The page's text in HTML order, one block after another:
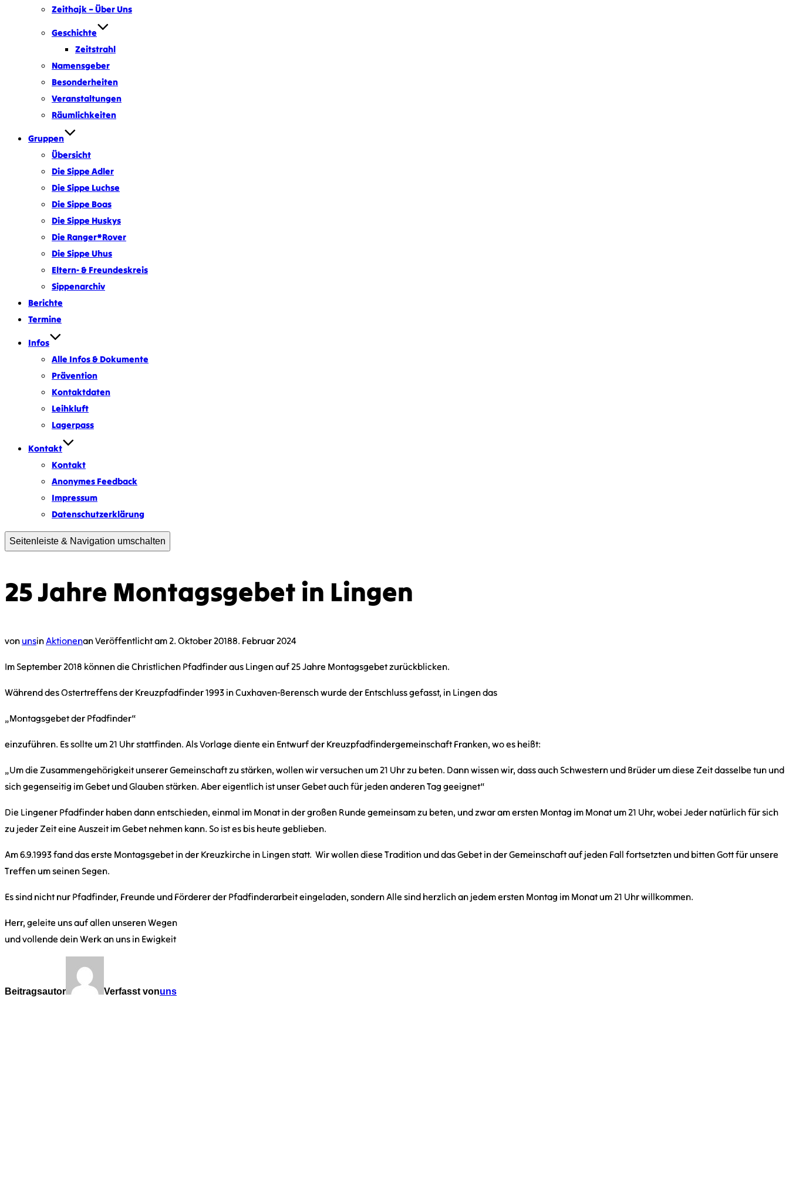
Zeithajk – Über Uns
Geschichte
Zeitstrahl
Namensgeber
Besonderheiten
Veranstaltungen
Räumlichkeiten
Gruppen
Übersicht
Die Sippe Adler
Die Sippe Luchse
Die Sippe Boas
Die Sippe Huskys
Die Ranger*Rover
Die Sippe Uhus
Eltern- & Freundeskreis
Sippenarchiv
Berichte
Termine
Infos
Alle Infos & Dokumente
Prävention
Kontaktdaten
Leihkluft
Lagerpass
Kontakt
Kontakt
Anonymes Feedback
Impressum
Datenschutzerklärung
Seitenleiste & Navigation umschalten
25 Jahre Montagsgebet in Lingen
von unsinAktionenanVeröffentlicht am2. Oktober 20188. Februar 2024
Im September 2018 können die Christlichen Pfadfinder aus Lingen auf 25 Jahre Montagsgebet zurückblicken.
Während des Ostertreffens der Kreuzpfadfinder 1993 in Cuxhaven-Berensch wurde der Entschluss gefasst, in Lingen das
„Montagsgebet der Pfadfinder“
einzuführen. Es sollte um 21 Uhr stattfinden. Als Vorlage diente ein Entwurf der Kreuzpfadfindergemeinschaft Franken, wo es heißt:
„Um die Zusammengehörigkeit unserer Gemeinschaft zu stärken, wollen wir versuchen um 21 Uhr zu beten. Dann wissen wir, dass auch Schwestern und Brüder um diese Zeit dasselbe tun und
sich gegenseitig im Gebet und Glauben stärken. Aber eigentlich ist unser Gebet auch für jeden anderen Tag geeignet“
Die Lingener Pfadfinder haben dann entschieden, einmal im Monat in der großen Runde gemeinsam zu beten, und zwar am ersten Montag im Monat um 21 Uhr, wobei Jeder natürlich für sich
zu jeder Zeit eine Auszeit im Gebet nehmen kann. So ist es bis heute geblieben.
Am 6.9.1993 fand das erste Montagsgebet in der Kreuzkirche in Lingen statt. Wir wollen diese Tradition und das Gebet in der Gemeinschaft auf jeden Fall fortsetzten und bitten Gott für unsere
Treffen um seinen Segen.
Es sind nicht nur Pfadfinder, Freunde und Förderer der Pfadfinderarbeit eingeladen, sondern Alle sind herzlich an jedem ersten Montag im Monat um 21 Uhr willkommen.
Herr, geleite uns auf allen unseren Wegen
und vollende dein Werk an uns in Ewigkeit
Beitragsautor Verfasst vonuns